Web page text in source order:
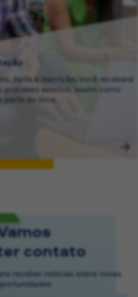
Após a inscrição, você receberá
processo seletivo, assim como
parte do time.
contato
receber notícias sobre novas